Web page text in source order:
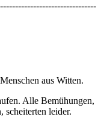
aus Witten.
Alle Bemühungen,
scheiterten leider.